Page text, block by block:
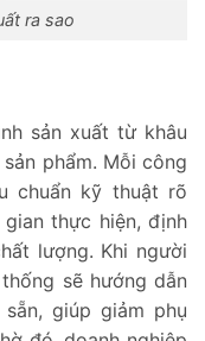
ra sao
sản xuất từ khâu
phẩm. Mỗi công
chuẩn kỹ thuật rõ
thực hiện, định
lượng. Khi người
sẽ hướng dẫn
giúp giảm phụ